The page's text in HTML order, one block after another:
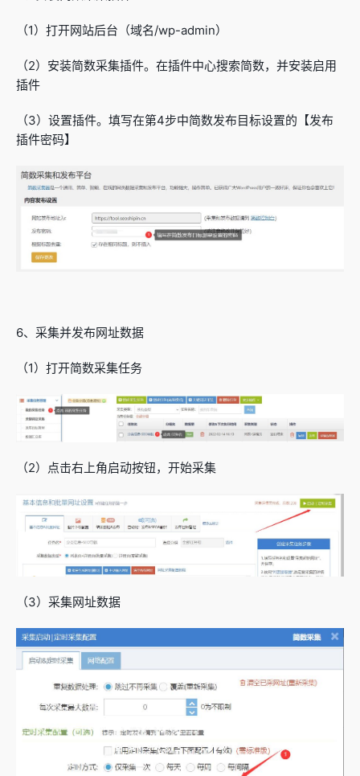
（1）打开网站后台（域名/wp-admin）
（2）安装简数采集插件。在插件中心搜索简数，并安装启用
插件
（3）设置插件。填写在第4步中简数发布目标设置的【发布
插件密码】
6、采集并发布网址数据
（1）打开简数采集任务
（2）点击右上角启动按钮，开始采集
（3）采集网址数据